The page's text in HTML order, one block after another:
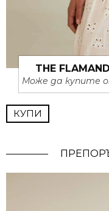
THE
Може да купите
КУПИ